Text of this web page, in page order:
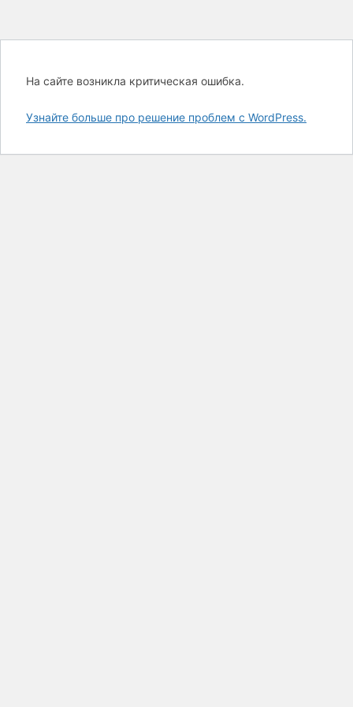
На сайте возникла критическая ошибка.
Узнайте больше про решение проблем с WordPress.